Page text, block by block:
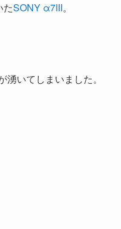
たSONY α7III。
いてしまいました。